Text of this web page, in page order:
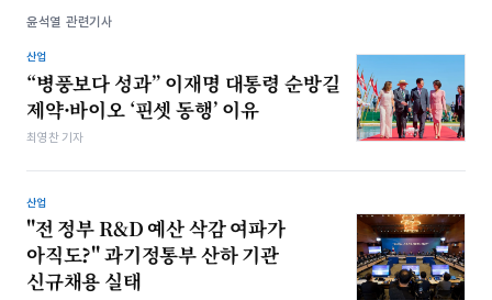
윤석열 관련기사
산업
“병풍보다 성과” 이재명 대통령 순방길
제약·바이오 ‘핀셋 동행’ 이유
최영찬 기자
산업
"전 정부 R&D 예산 삭감 여파가
아직도?" 과기정통부 산하 기관
신규채용 실태